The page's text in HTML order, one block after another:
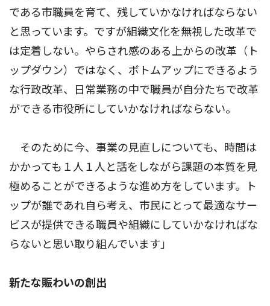
である市職員を育て、残していかなければならない
と思っています。ですが組織文化を無視した改革で
は定着しない。やらされ感のある上からの改革（ト
ップダウン）ではなく、ボトムアップにできるよう
な行政改革、日常業務の中で職員が自分たちで改革
ができる市役所にしていかなければならない。
そのために今、事業の見直しについても、時間は
かかっても１人１人と話をしながら課題の本質を見
極めることができるような進め方をしています。ト
ップが誰であれ自ら考え、市民にとって最適なサー
ビスが提供できる職員や組織にしていかなければな
らないと思い取り組んでいます」
新たな賑わいの創出